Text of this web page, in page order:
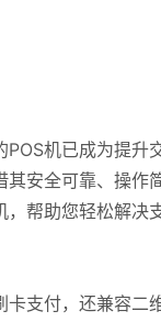
机已成为提升
其安全可靠、操作
，帮助您轻松解决
卡支付，还兼容二